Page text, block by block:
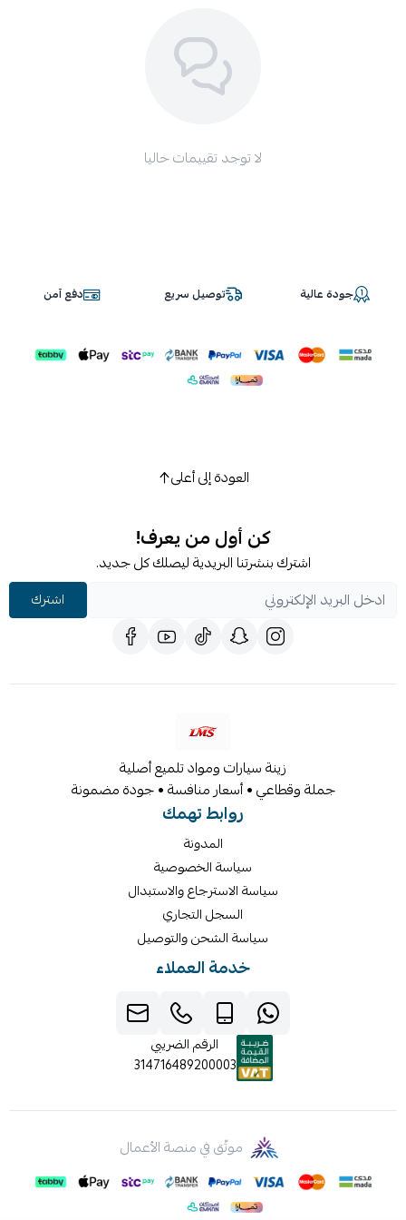
لا توجد تقييمات حاليا
جودة عالية توصيل سريع دفع آمن
العودة إلى أعلى
كن أول من يعرف!
اشترك بنشرتنا البريدية ليصلك كل جديد.
اشترك
زينة سيارات ومواد تلميع أصلية
جملة وقطاعي • أسعار منافسة • جودة مضمونة
روابط تهمك
المدونة
سياسة الخصوصية
سياسة الاسترجاع والاستبدال
السجل التجاري
سياسة الشحن والتوصيل
خدمة العملاء
الرقم الضريبي
314716489200003
موثّق في منصة الأعمال